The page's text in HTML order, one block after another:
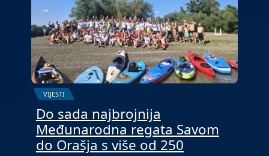
VIJESTI
Do sada najbrojnija
Međunarodna regata Savom
do Orašja s više od 250